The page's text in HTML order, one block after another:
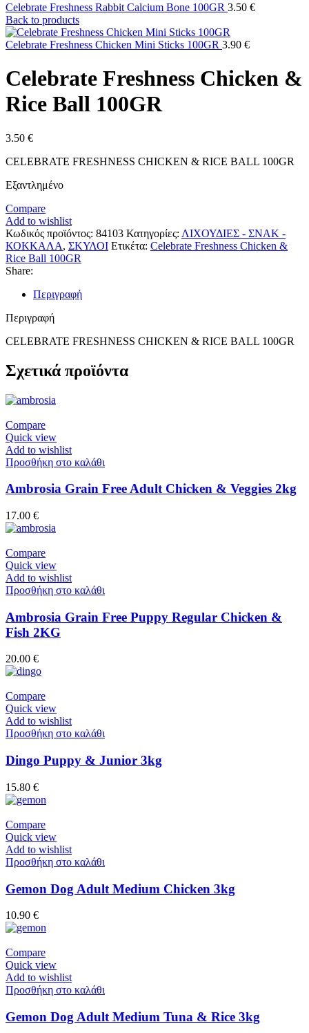
Celebrate Freshness Rabbit Calcium Bone 100GR 3.50 €
Back to products
Celebrate Freshness Chicken Mini Sticks 100GR 3.90 €
Celebrate Freshness Chicken &
Rice Ball 100GR
3.50 €
CELEBRATE FRESHNESS CHICKEN & RICE BALL 100GR
Εξαντλημένο
Compare
Add to wishlist
Κωδικός προϊόντος: 84103 Κατηγορίες: ΛΙΧΟΥΔΙΕΣ - ΣΝΑΚ -
ΚΟΚΚΑΛΑ, ΣΚΥΛΟΙ Ετικέτα: Celebrate Freshness Chicken &
Rice Ball 100GR
Share:
Περιγραφή
Περιγραφή
CELEBRATE FRESHNESS CHICKEN & RICE BALL 100GR
Σχετικά προϊόντα
Compare
Quick view
Add to wishlist
Προσθήκη στο καλάθι
Ambrosia Grain Free Adult Chicken & Veggies 2kg
17.00 €
Compare
Quick view
Add to wishlist
Προσθήκη στο καλάθι
Ambrosia Grain Free Puppy Regular Chicken &
Fish 2KG
20.00 €
Compare
Quick view
Add to wishlist
Προσθήκη στο καλάθι
Dingo Puppy & Junior 3kg
15.80 €
Compare
Quick view
Add to wishlist
Προσθήκη στο καλάθι
Gemon Dog Adult Medium Chicken 3kg
10.90 €
Compare
Quick view
Add to wishlist
Προσθήκη στο καλάθι
Gemon Dog Adult Medium Tuna & Rice 3kg